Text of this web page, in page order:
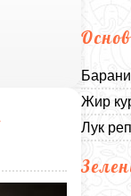
Жир
Лук